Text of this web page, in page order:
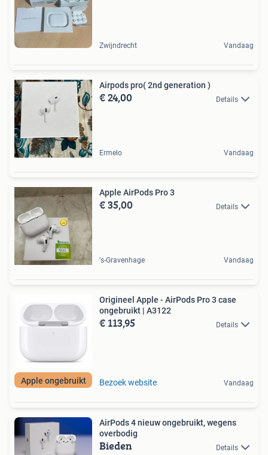
Zwijndrecht Vandaag
Airpods pro( 2nd generation )
€ 24,00 Details
Ermelo Vandaag
Apple AirPods Pro 3
€ 35,00 Details
's-Gravenhage Vandaag
Apple ongebruikt
Origineel Apple - AirPods Pro 3 case
ongebruikt | A3122
€ 113,95 Details
Bezoek website Vandaag
AirPods 4 nieuw ongebruikt, wegens
overbodig
Bieden Details